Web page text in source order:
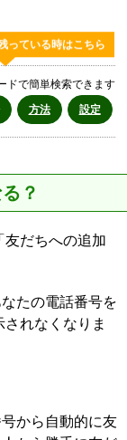
っている時はこちら
ドで簡単検索できます
方法 設定
？
友だちへの追加
たの電話番号を
れなくなりま
から自動的に友